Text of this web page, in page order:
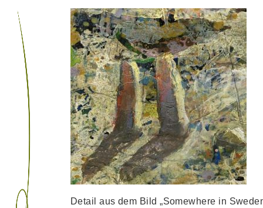
Detail aus dem Bild „Somewhere in